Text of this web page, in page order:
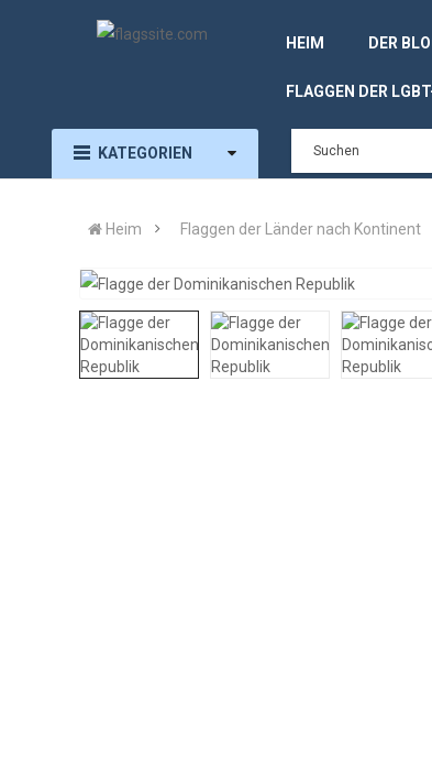
HEIM DER
FLAGGEN DER
KATEGORIEN
Heim Flaggen der Länder nach Kontinent